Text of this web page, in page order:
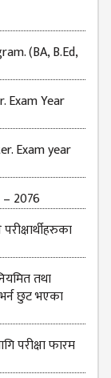
(BA, B.Ed,
Year
Exam year
– 2076
तथा
छुट भएका
परीक्षा फारम